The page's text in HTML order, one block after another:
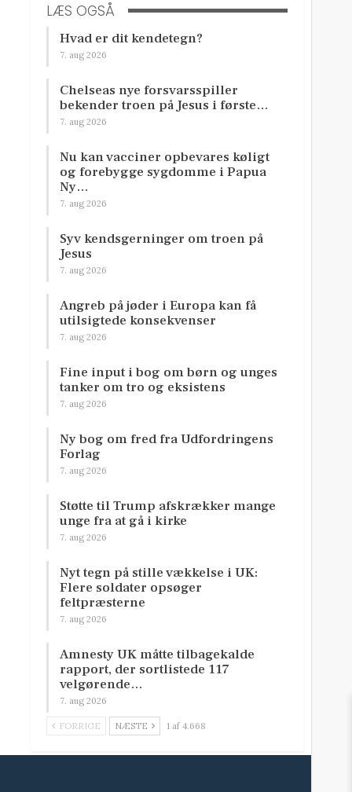
LÆS OGSÅ
Hvad er dit kendetegn?
7. aug 2026
Chelseas nye forsvarsspiller
bekender troen på Jesus i første…
7. aug 2026
Nu kan vacciner opbevares køligt
og forebygge sygdomme i Papua
Ny…
7. aug 2026
Syv kendsgerninger om troen på
Jesus
7. aug 2026
Angreb på jøder i Europa kan få
utilsigtede konsekvenser
7. aug 2026
Fine input i bog om børn og unges
tanker om tro og eksistens
7. aug 2026
Ny bog om fred fra Udfordringens
Forlag
7. aug 2026
Støtte til Trump afskrækker mange
unge fra at gå i kirke
7. aug 2026
Nyt tegn på stille vækkelse i UK:
Flere soldater opsøger
feltpræsterne
7. aug 2026
Amnesty UK måtte tilbagekalde
rapport, der sortlistede 117
velgørende…
7. aug 2026
FORRIGE NÆSTE 1 af 4.668